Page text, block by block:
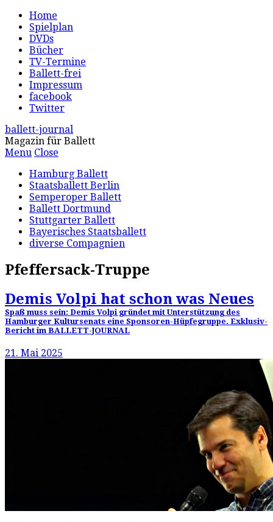
Home
Spielplan
DVDs
Bücher
TV-Termine
Ballett-frei
Impressum
facebook
Twitter
ballett-journal
Magazin für Ballett
Menu Close
Hamburg Ballett
Staatsballett Berlin
Semperoper Ballett
Ballett Dortmund
Stuttgarter Ballett
Bayerisches Staatsballett
diverse Compagnien
Pfeffersack-Truppe
Demis Volpi hat schon was Neues
Spaß muss sein: Demis Volpi gründet mit Unterstützung des
Hamburger Kultursenats eine Sponsoren-Hüpfegruppe. Exklusiv-
Bericht im BALLETT-JOURNAL
21. Mai 2025